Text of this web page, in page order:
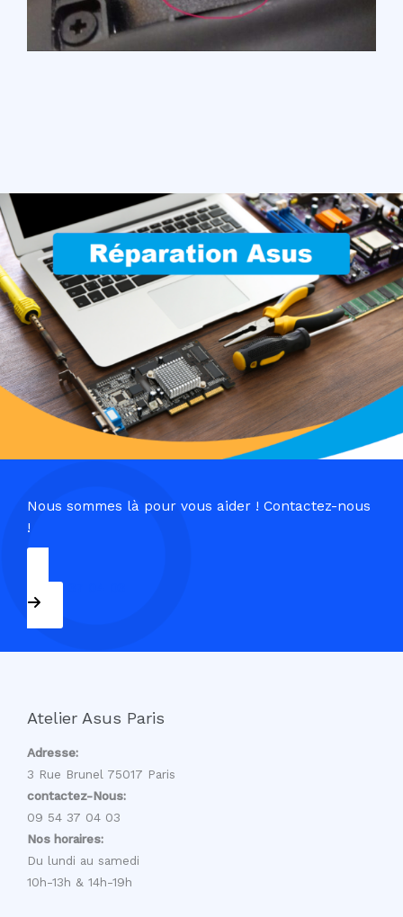
Nous sommes là pour vous aider ! Contactez-nous
!
09 54 37 04 03
Atelier Asus Paris
Adresse:
3 Rue Brunel 75017 Paris
contactez-Nous:
09 54 37 04 03
Nos horaires:
Du lundi au samedi
10h-13h & 14h-19h